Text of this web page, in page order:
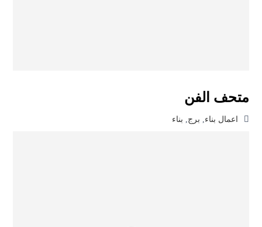
متحف الفن
اعمال بناء برج بناء